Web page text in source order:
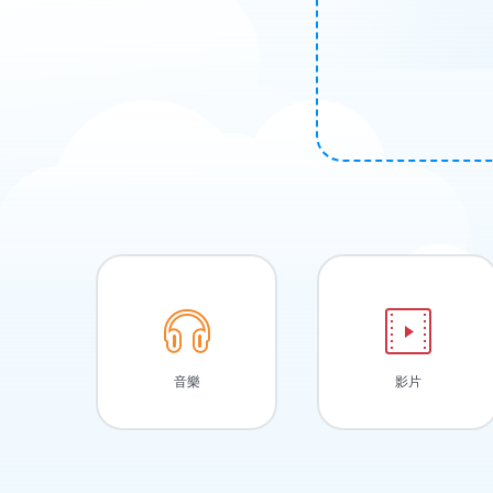
音樂 影片